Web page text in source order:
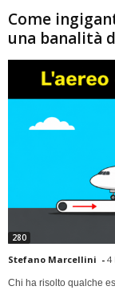
Come
una banalità
280
Stefano Marcellini - 4
Chi ha risolto qualche